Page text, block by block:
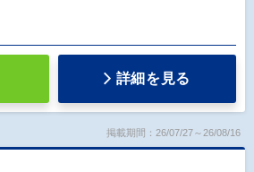
詳細を見る
掲載期間：26/07/27～26/08/16